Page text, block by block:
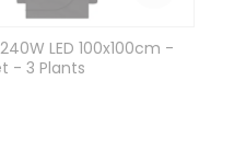
LED 100x100cm -
- 3 Plants